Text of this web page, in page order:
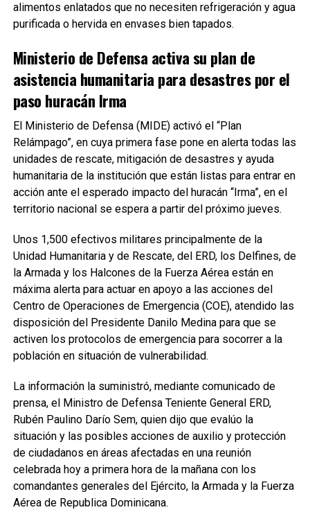
alimentos enlatados que no necesiten refrigeración y agua
purificada o hervida en envases bien tapados.
Ministerio de Defensa activa su plan de
asistencia humanitaria para desastres por el
paso huracán Irma
El Ministerio de Defensa (MIDE) activó el “Plan
Relámpago”, en cuya primera fase pone en alerta todas las
unidades de rescate, mitigación de desastres y ayuda
humanitaria de la institución que están listas para entrar en
acción ante el esperado impacto del huracán “Irma”, en el
territorio nacional se espera a partir del próximo jueves.
Unos 1,500 efectivos militares principalmente de la
Unidad Humanitaria y de Rescate, del ERD, los Delfines, de
la Armada y los Halcones de la Fuerza Aérea están en
máxima alerta para actuar en apoyo a las acciones del
Centro de Operaciones de Emergencia (COE), atendido las
disposición del Presidente Danilo Medina para que se
activen los protocolos de emergencia para socorrer a la
población en situación de vulnerabilidad.
La información la suministró, mediante comunicado de
prensa, el Ministro de Defensa Teniente General ERD,
Rubén Paulino Darío Sem, quien dijo que evalúo la
situación y las posibles acciones de auxilio y protección
de ciudadanos en áreas afectadas en una reunión
celebrada hoy a primera hora de la mañana con los
comandantes generales del Ejército, la Armada y la Fuerza
Aérea de Republica Dominicana.